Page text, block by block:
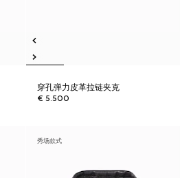
穿孔弹力皮革拉链夹克
€ 5.500
秀场款式